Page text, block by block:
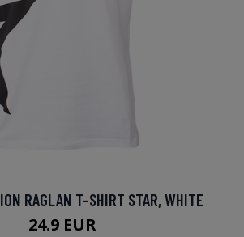
RAGLAN T-SHIRT STAR, WHITE
24.9 EUR